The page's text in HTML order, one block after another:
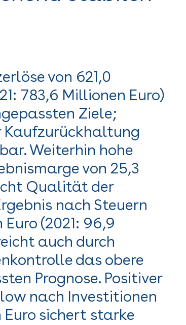
von 621,0
783,6 Millionen Euro)
Ziele;
Kaufzurückhaltung
Weiterhin hohe
von 25,3
Qualität der
nach Steuern
(2021: 96,9
auch durch
das obere
Prognose. Positiver
nach Investitionen
sichert starke